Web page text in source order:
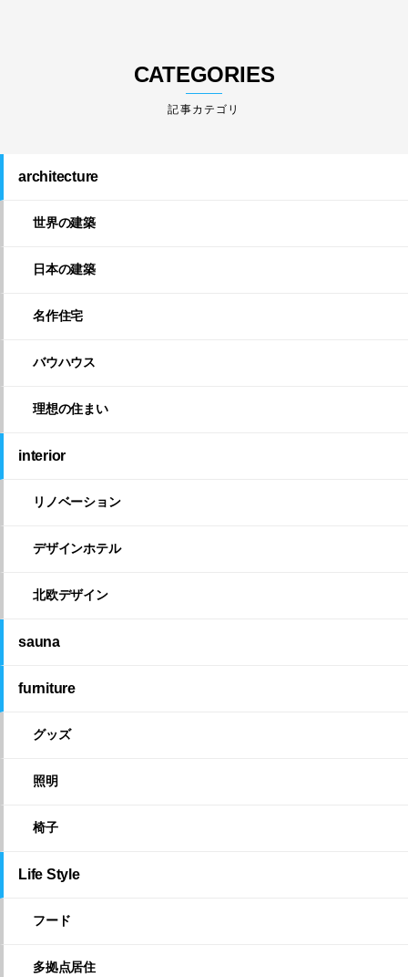
CATEGORIES
architecture
世界の建築
日本の建築
名作住宅
バウハウス
理想の住まい
interior
リノベーション
デザインホテル
北欧デザイン
sauna
furniture
グッズ
照明
椅子
Life Style
フード
多拠点居住